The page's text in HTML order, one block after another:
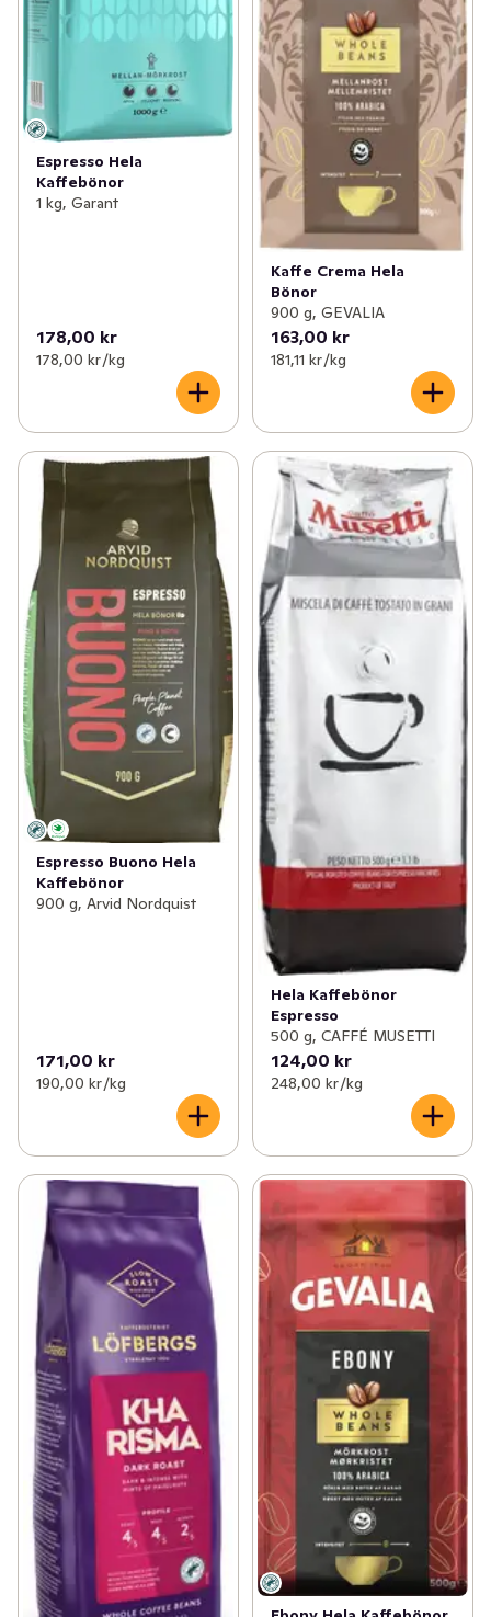
Espresso Hela
Kaffebönor
1 kg, Garant
178,00 kr
178,00 kr /kg
Kaffe Crema Hela
Bönor
900 g, GEVALIA
163,00 kr
181,11 kr /kg
Espresso Buono Hela
Kaffebönor
900 g, Arvid Nordquist
171,00 kr
190,00 kr /kg
Hela Kaffebönor
Espresso
500 g, CAFFÉ MUSETTI
124,00 kr
248,00 kr /kg